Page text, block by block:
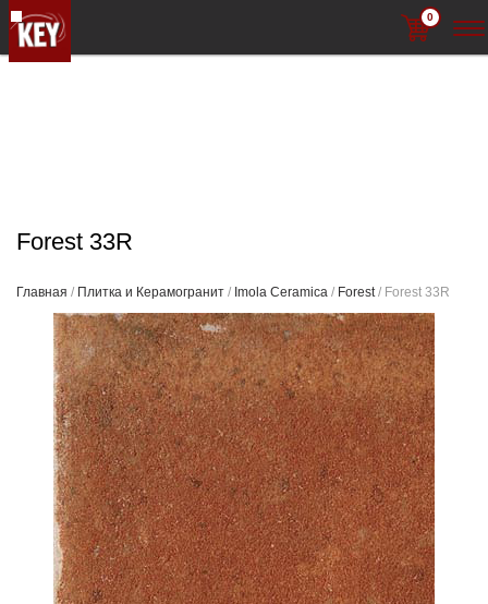
0
Forest 33R
Главная / Плитка и Керамогранит / Imola Ceramica / Forest/ Forest 33R